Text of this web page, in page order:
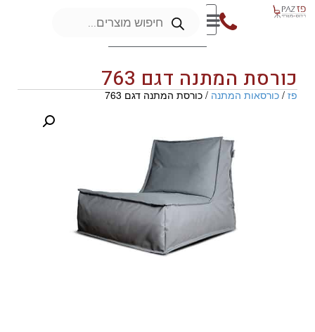
כורסת המתנה דגם 763
פז/כורסאות המתנה/ כורסת המתנה דגם 763